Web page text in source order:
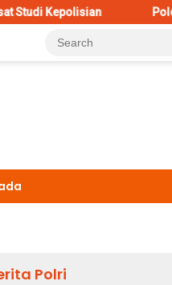
Polda Jatim Gelar
Polri